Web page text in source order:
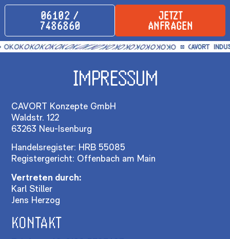
JETZT
ANFRAGEN
‪06102 /
7486860
ÜBER UNS
KONTAKT
Social
Media
Legal
Branchen
ARZTPRAXEN &
LABORE
KANZLEIEN &
STEUERBÜROS
GASTRONOMIE
& HOTELLERIE
IMPRESSUM
CAVORT Konzepte GmbH
Waldstr. 122
63263 Neu-Isenburg
Handelsregister: HRB 55085
Registergericht: Offenbach am Main
Vertreten durch:
Karl Stiller
Jens Herzog
KONTAKT